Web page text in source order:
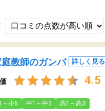
教師のガンバ 詳しく見る
4.5
～小6 中1～中3 高1～高3